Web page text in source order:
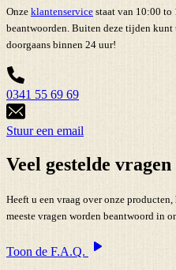
Onze klantenservice staat van 10:00 to
beantwoorden. Buiten deze tijden
doorgaans binnen 24 uur!
0341 55 69 69
Stuur een email
Veel gestelde vragen
Heeft u een vraag over onze
meeste vragen worden beantwoord in
Toon de F.A.Q.